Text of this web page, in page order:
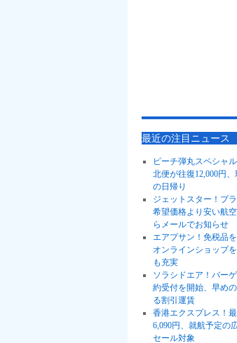
最近の注目ニュース
ピーチ弾丸スペシャ
北便が往復12,000円
の日帰り
ジェットスター！プラ
希望価格より安い航
らメールでお知らせ
エアプサン！免税品
オンラインショップ
も充実
ソラシドエア！バー
約受付を開始、早め
る割引運賃
香港エクスプレス！
6,090円、就航予定の
セール対象